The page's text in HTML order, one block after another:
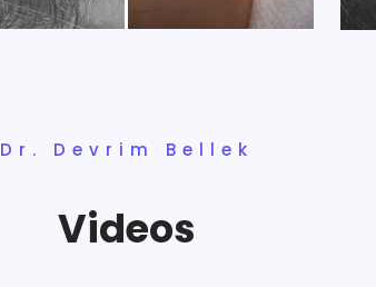
Dr. Devrim Bellek
Videos